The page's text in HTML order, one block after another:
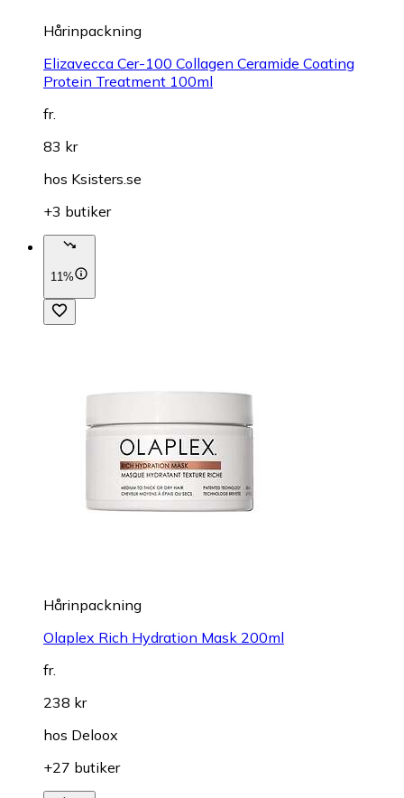
Hårinpackning
Elizavecca Cer-100 Collagen Ceramide Coating
Protein Treatment 100ml
fr.
83 kr
hos Ksisters.se
+3 butiker
11%
Hårinpackning
Olaplex Rich Hydration Mask 200ml
fr.
238 kr
hos Deloox
+27 butiker